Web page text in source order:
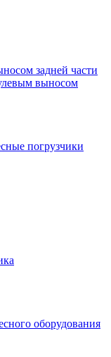
задней части
выносом
погрузчики
оборудования